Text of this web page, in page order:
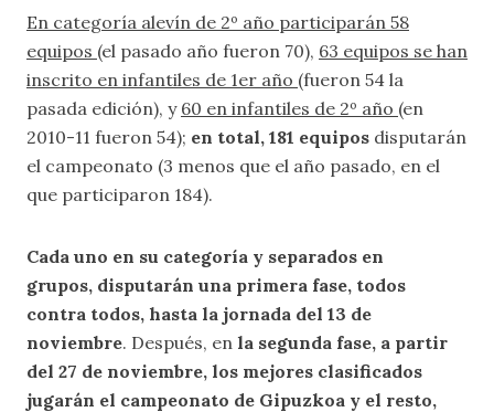
En categoría alevín de 2º año participarán 58
equipos (el pasado año fueron 70), 63 equipos se han
inscrito en infantiles de 1er año (fueron 54 la
pasada edición), y 60 en infantiles de 2º año (en
2010-11 fueron 54); en total, 181 equipos disputarán
el campeonato (3 menos que el año pasado, en el
que participaron 184).
Cada uno en su categoría y separados en
grupos, disputarán una primera fase, todos
contra todos, hasta la jornada del 13 de
noviembre. Después, en la segunda fase, a partir
del 27 de noviembre, los mejores clasificados
jugarán el campeonato de Gipuzkoa y el resto,